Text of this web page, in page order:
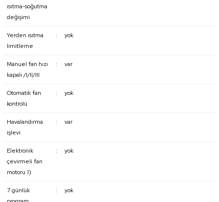
ısıtma-soğutma
değişimi
Yerden ısıtma
limitleme
: yok
Manuel fan hızı
kapalı /I/II/III
: var
Otomatik fan
kontrolü
: yok
Havalandırma
işlevi
: var
Elektronik
çevirmeli fan
motoru 1)
: yok
7 günlük
: yok